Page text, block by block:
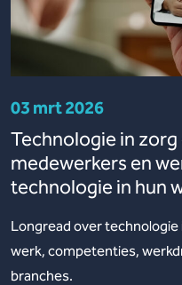
03 mrt 2026
Technologie in
medewerkers en
technologie in hun
Longread over
werk, competenties,
branches.